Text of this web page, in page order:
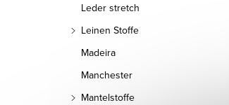
Leder stretch
Leinen Stoffe
Madeira
Manchester
Mantelstoffe